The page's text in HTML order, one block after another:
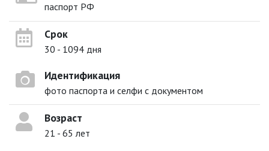
паспорт РФ
Срок
30 - 1094 дня
Идентификация
фото паспорта и селфи с документом
Возраст
21 - 65 лет